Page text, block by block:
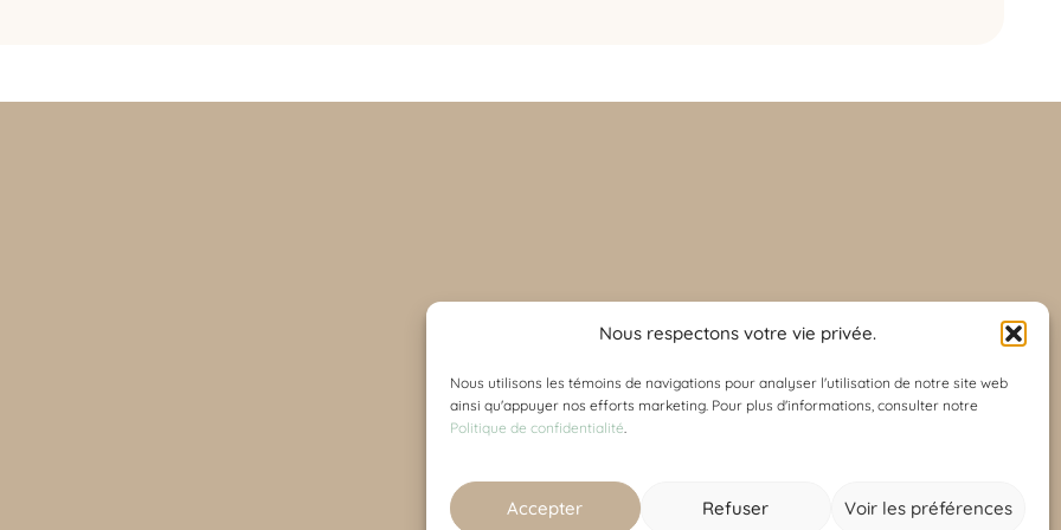
Nous respectons votre vie privée.
Nous utilisons les témoins de navigations pour analyser l'utilisation de notre site web
ainsi qu'appuyer nos efforts marketing. Pour plus d'informations, consulter notre
Politique de confidentialité.
Accepter Refuser Voir les préférences
vente@bebemeghan.ca